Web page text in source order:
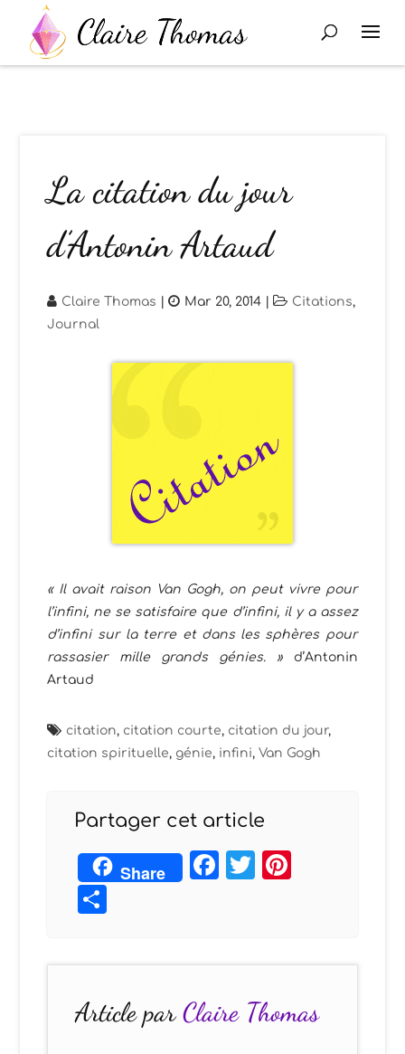
La citation du jour
d’Antonin Artaud
Claire Thomas | Mar 20, 2014 | Citations,
Journal
« Il avait raison Van Gogh, on peut vivre pour
l’infini, ne se satisfaire que d’infini, il y a assez
d’infini sur la terre et dans les sphères pour
rassasier mille grands génies. »d’Antonin
Artaud
citation, citation courte, citation du jour,
citation spirituelle, génie, infini,Van Gogh
Partager cet article
Share Facebook
Twitter
Article parClaire Thomas